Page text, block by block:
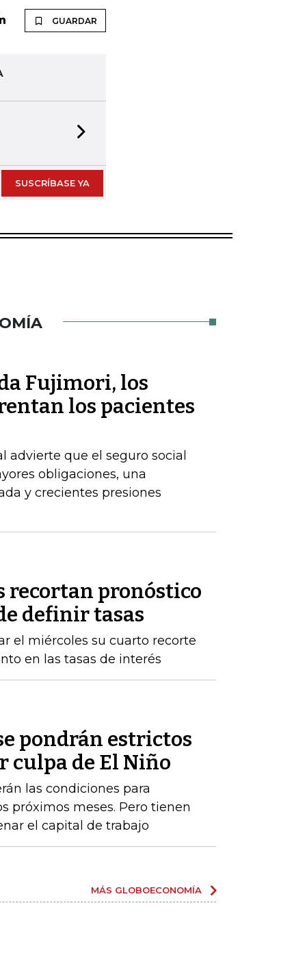
GUARDAR
SUSCRÍBASE YA
Fujimori, los
los pacientes
advierte que el seguro social
obligaciones, una
y crecientes presiones
recortan pronóstico
definir tasas
el miércoles su cuarto recorte
en las tasas de interés
pondrán estrictos
culpa de El Niño
las condiciones para
próximos meses. Pero tienen
el capital de trabajo
MÁS GLOBOECONOMÍA